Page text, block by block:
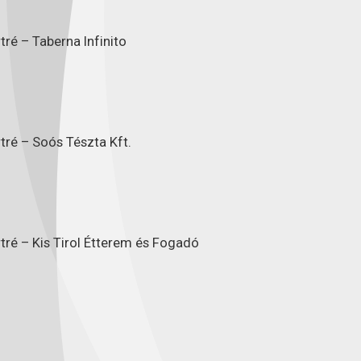
– Taberna Infinito
– Soós Tészta Kft.
– Kis Tirol Étterem és Fogadó